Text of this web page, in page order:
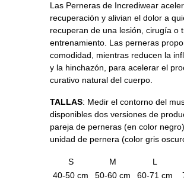
Las Perneras de Incrediwear
recuperación y alivian el dolor a
recuperan de una lesión, cirugía o
entrenamiento. Las perneras
comodidad, mientras reducen la
y la hinchazón, para acelerar el
curativo natural del cuerpo.
TALLAS: Medir el contorno del
disponibles dos versiones de
pareja de perneras (en color
unidad de pernera (color gris
S M L
40-50 cm
50-60 cm 60-71 cm